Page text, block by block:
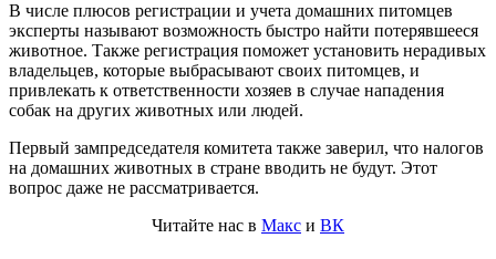
В числе плюсов регистрации и учета домашних питомцев
эксперты называют возможность быстро найти потерявшееся
животное. Также регистрация поможет установить нерадивых
владельцев, которые выбрасывают своих питомцев, и
привлекать к ответственности хозяев в случае нападения
собак на других животных или людей.
Первый зампредседателя комитета также заверил, что налогов
на домашних животных в стране вводить не будут. Этот
вопрос даже не рассматривается.
Читайте нас в Макс и ВК